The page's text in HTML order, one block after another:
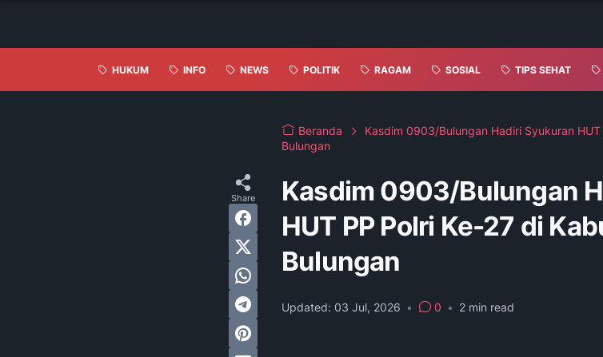
HUKUM INFO NEWS POLITIK RAGAM SOSIAL TIPS SEHAT
Beranda
‎Kasdim 0903/Bulungan Hadiri Syukuran
Bulungan
‎Kasdim 0903/Bulungan
HUT PP Polri Ke-27 di
Bulungan
Updated: 03 Jul, 2026 • 0 • 2 min read